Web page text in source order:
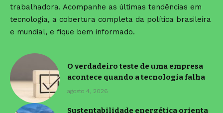
trabalhadora. Acompanhe as últimas tendências em
tecnologia, a cobertura completa da política brasileira
e mundial, e fique bem informado.
O verdadeiro teste de uma empresa
acontece quando a tecnologia falha
agosto 4, 2026
Sustentabilidade energética orienta